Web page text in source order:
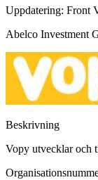
Uppdatering: Front
Abelco Investment
Beskrivning
Vopy utvecklar och